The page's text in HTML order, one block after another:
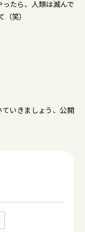
たら、人類は滅んで
笑）
いきましょう、公開